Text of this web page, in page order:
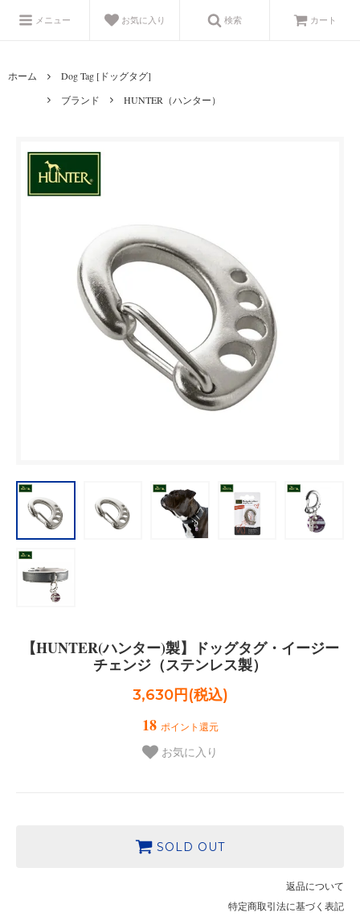
メニュー お気に入り 検索 カート
ホーム
Dog Tag [ドッグタグ]
ブランド
HUNTER（ハンター）
【HUNTER(ハンター)製】ドッグタグ・イージー
チェンジ（ステンレス製）
3,630円(税込)
18 ポイント還元
お気に入り
SOLD OUT
返品について
特定商取引法に基づく表記